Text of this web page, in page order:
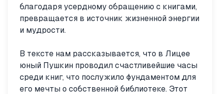
благодаря усердному обращению с книгами,
превращается в источник жизненной энергии
и мудрости.
В тексте нам рассказывается, что в Лицее
юный Пушкин проводил счастливейшие часы
среди книг, что послужило фундаментом для
его мечты о собственной библиотеке. Этот